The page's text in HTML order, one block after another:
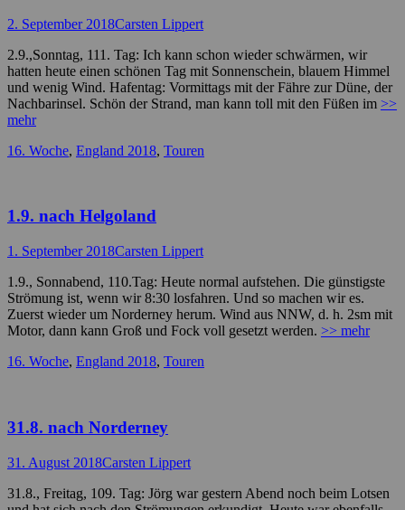
Posted
2. September 2018Autor
Carsten Lippert
2.9.,Sonntag, 111. Tag: Ich kann schon wieder schwärmen, wir
hatten heute einen schönen Tag mit Sonnenschein, blauem Himmel
und wenig Wind. Hafentag: Vormittags mit der Fähre zur Düne, der
Nachbarinsel. Schön der Strand, man kann toll mit den Füßen im >>
mehr
Kategorien
16. Woche, England 2018, Touren
1.9. nach Helgoland
Posted
1. September 2018Autor
Carsten Lippert
1.9., Sonnabend, 110.Tag: Heute normal aufstehen. Die günstigste
Strömung ist, wenn wir 8:30 losfahren. Und so machen wir es.
Zuerst wieder um Norderney herum. Wind aus NNW, d. h. 2sm mit
Motor, dann kann Groß und Fock voll gesetzt werden. >> mehr
Kategorien
16. Woche, England 2018, Touren
31.8. nach Norderney
Posted
31. August 2018Autor
Carsten Lippert
31.8., Freitag, 109. Tag: Jörg war gestern Abend noch beim Lotsen